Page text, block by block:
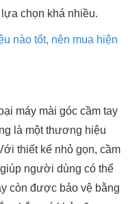
chọn khá nhiều.
nào tốt, nên mua hiện
máy mài góc cầm tay
là một thương hiệu
thiết kế nhỏ gọn, cầm
người dùng có thể
còn được bảo vệ bằng